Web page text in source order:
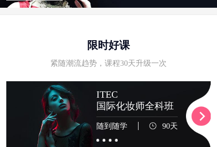
限时好课
紧随潮流趋势，课程30天升级一次
ITEC
国际化妆师全科班
随到随学 90天